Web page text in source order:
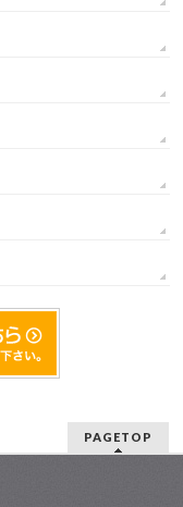
PAGETOP